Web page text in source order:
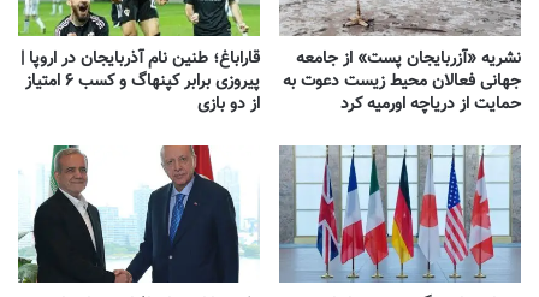
نشریه «آزربایجان پست» از جامعه
جهانی فعالان محیط زیست دعوت به
حمایت از دریاچه اورمیه کرد
قاراباغ؛ طنین نام آذربایجان در اروپا |
پیروزی برابر کپنهاگ و کسب ۶ امتیاز
از دو بازی